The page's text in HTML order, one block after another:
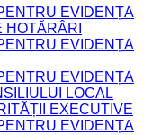
EVIDENȚA
HOTĂRÂRI
EVIDENȚA
EVIDENȚA
LOCAL
EXECUTIVE
EVIDENȚA